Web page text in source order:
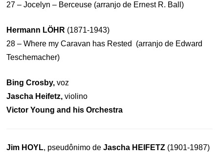
27 – Jocelyn – Berceuse (arranjo de Ernest R. Ball)
Hermann LÖHR (1871-1943)
28 – Where my Caravan has Rested (arranjo de Edward
Teschemacher)
Bing Crosby,voz
Jascha Heifetz,violino
Victor Young and his Orchestra
Jim HOYL, pseudônimo deJascha HEIFETZ (1901-1987)